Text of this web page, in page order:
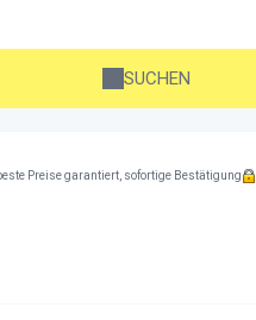
SUCHEN
Preise garantiert, sofortige Bestätigung